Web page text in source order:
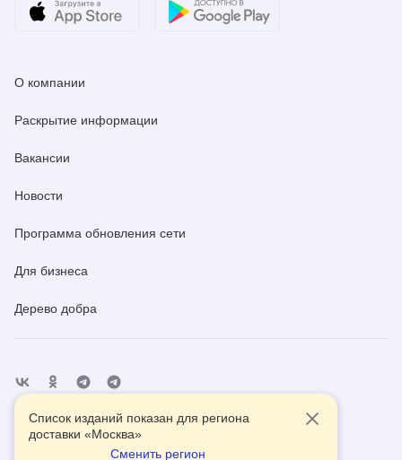
О компании
Раскрытие информации
Вакансии
Новости
Программа обновления сети
Для бизнеса
Дерево добра
Помощь Контакты
Список изданий показан для региона
доставки «Москва»
Сменить регион